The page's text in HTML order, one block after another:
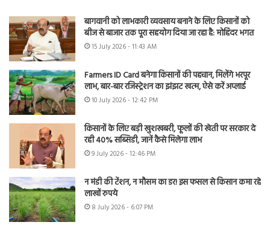
बागवानी को लाभकारी व्यवसाय बनाने के लिए किसानों को
बीज से बाजार तक पूरा सहयोग दिया जा रहा है: मोहिंदर भगत
15 July 2026 - 11:43 AM
Farmers ID Card बनेगा किसानों की पहचान, मिलेंगे भरपूर
लाभ, बार-बार रजिस्ट्रेशन का झंझट खत्म, ऐसे करें अप्लाई
10 July 2026 - 12:42 PM
किसानों के लिए बड़ी खुशखबरी, फूलों की खेती पर सरकार दे
रही 40% सब्सिडी, जानें कैसे मिलेगा लाभ
9 July 2026 - 12:46 PM
न मंडी की टेंशन, न मौसम का डर! इस फसल से किसान कमा रहे
लाखों रुपये
8 July 2026 - 6:07 PM